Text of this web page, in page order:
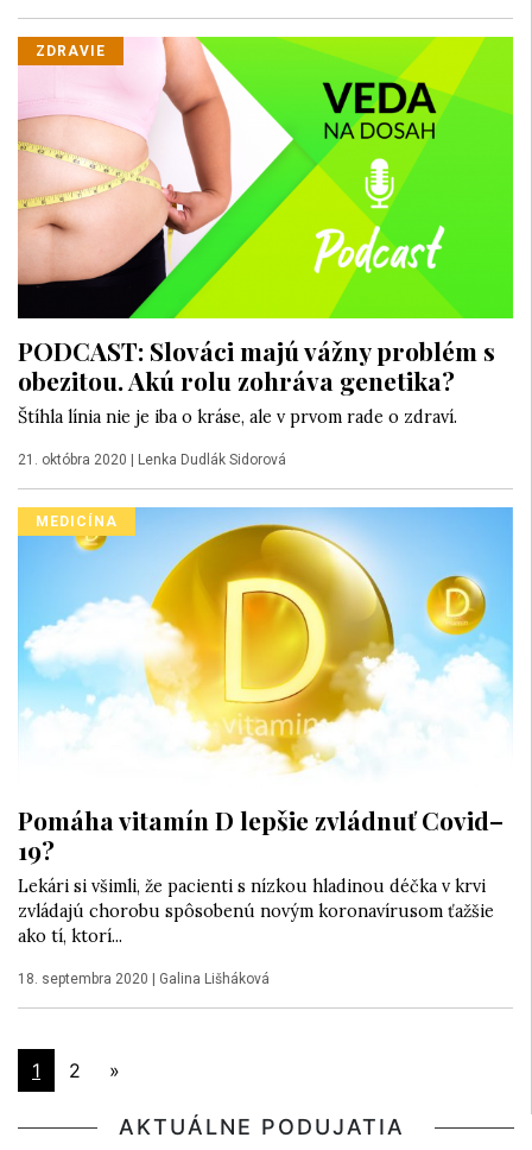
ZDRAVIE
PODCAST: Slováci majú vážny problém s
obezitou. Akú rolu zohráva genetika?
Štíhla línia nie je iba o kráse, ale v prvom rade o zdraví.
21. októbra 2020 | Lenka Dudlák Sidorová
MEDICÍNA
Pomáha vitamín D lepšie zvládnuť Covid–
19?
Lekári si všimli, že pacienti s nízkou hladinou déčka v krvi
zvládajú chorobu spôsobenú novým koronavírusom ťažšie
ako tí, ktorí...
18. septembra 2020 | Galina Lišháková
1 2 »
AKTUÁLNE PODUJATIA